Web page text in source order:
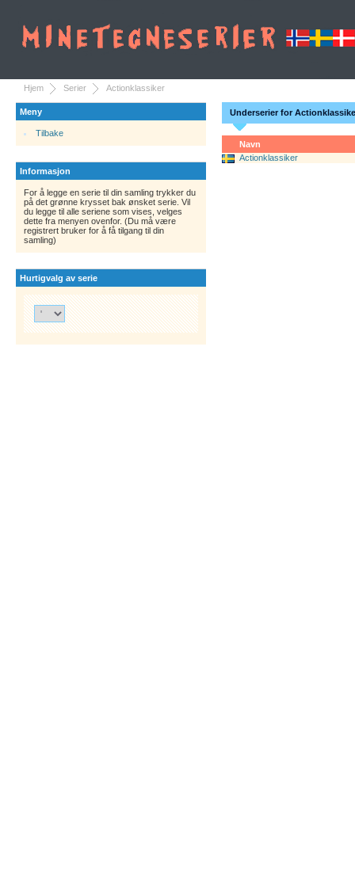
Hjem Serier Actionklassiker
Meny
Tilbake
Informasjon
For å legge en serie til din samling trykker du
på det grønne krysset bak ønsket serie. Vil
du legge til alle seriene som vises, velges
dette fra menyen ovenfor. (Du må være
registrert bruker for å få tilgang til din
samling)
Hurtigvalg av serie
Underserier for
Navn
Actionklassiker